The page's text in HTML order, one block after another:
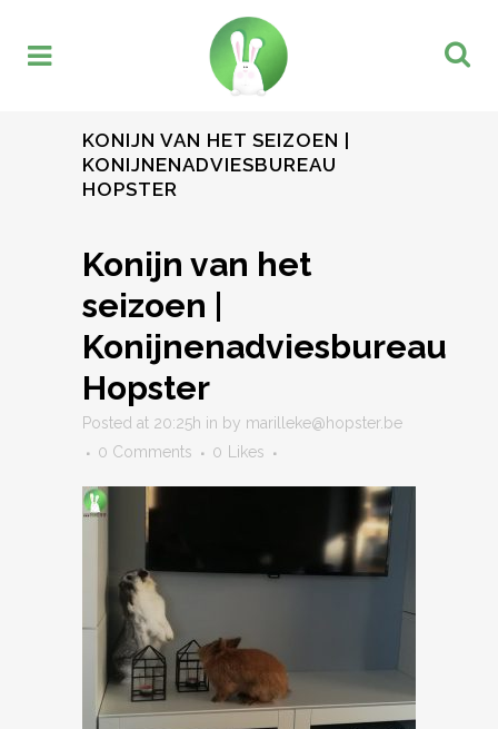
KONIJN VAN HET SEIZOEN |
KONIJNENADVIESBUREAU
HOPSTER
Konijn van het
seizoen |
Konijnenadviesbureau
Hopster
Posted at 20:25h in by marilleke@hopster.be
0 Comments
0 Likes